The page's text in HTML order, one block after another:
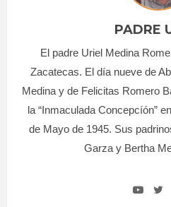
PADRE
El padre Uriel Medina
Zacatecas. El día nueve de
Medina y de Felicitas Romero
la “Inmaculada Concepcíón”
de Mayo de 1945. Sus
Garza y Bertha